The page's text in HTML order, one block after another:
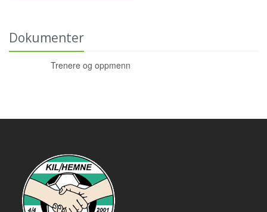
Dokumenter
Trenere og oppmenn